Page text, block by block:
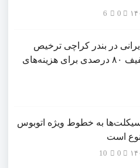
6
در بندر کراچی ترخیص
می‌شود| تخفیف ۸۰ درصدی برای هزینه‌های
به خطوط ویژه اتوبوس
است
10